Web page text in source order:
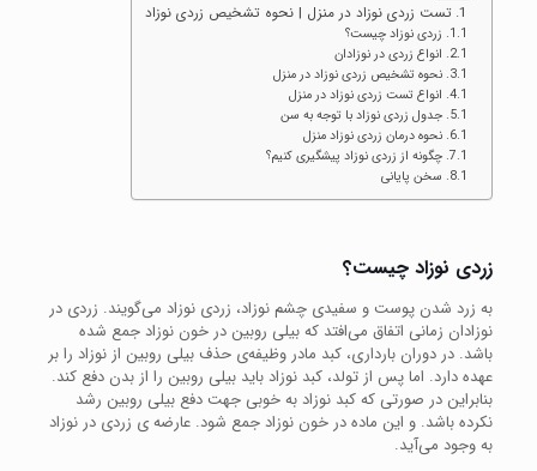
تست زردی نوزاد در منزل | نحوه تشخیص زردی نوزاد
زردی نوزاد چیست؟
انواع زردی در نوزادان
نحوه تشخیص زردی نوزاد در منزل
انواع تست زردی نوزاد در منزل
جدول زردی نوزاد با توجه به سن
نحوه درمان زردی نوزاد منزل
چگونه از زردی نوزاد پیشگیری کنیم؟
سخن پایانی
زردی نوزاد چیست؟
به زرد شدن پوست و سفیدی چشم نوزاد، زردی نوزاد می‌گویند. زردی در
نوزادان زمانی اتفاق می‌افتد که بیلی روبین در خون نوزاد جمع شده
باشد. در دوران بارداری، کبد مادر وظیفه‌ی حذف بیلی روبین از نوزاد را بر
عهده دارد. اما پس از تولد، کبد نوزاد باید بیلی روبین را از بدن دفع کند.
بنابراین در صورتی که کبد نوزاد به خوبی جهت دفع بیلی روبین رشد
نکرده باشد. و این ماده در خون نوزاد جمع شود. عارضه ی زردی در نوزاد
به وجود می‌آید.